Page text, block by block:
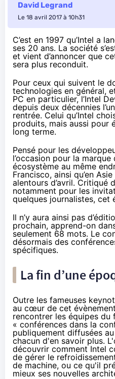
David Legrand
Le 18 avril 2017 à 10h31
C’est en 1997 qu’Intel a
ses 20 ans. La société
et vient d’annoncer que
sera plus reconduit.
Pour ceux qui suivent le
technologies en général,
PC en particulier, l’Intel
depuis deux décennies
rentrée. Celui qu’Intel
produits, mais aussi pour
long terme.
Pensé pour les
l’occasion pour la
écosystème au même
Francisco, ainsi qu’en
alentours d’avril. Critiqué
notamment pour les
quelques journalistes, cet
Il n’y aura ainsi pas
prochain, apprend-on
seulement 68 mots. Le
désormais des
spécifiques.
La fin d’une
Outre les fameuses
au cœur de cet
rencontrer les équipes du
« conférences dans la
publiquement diffusées
chacun d'en savoir plus.
découvrir comment Intel
de gérer le
de machine, ou ce qu'il
mieux ses nouvelles